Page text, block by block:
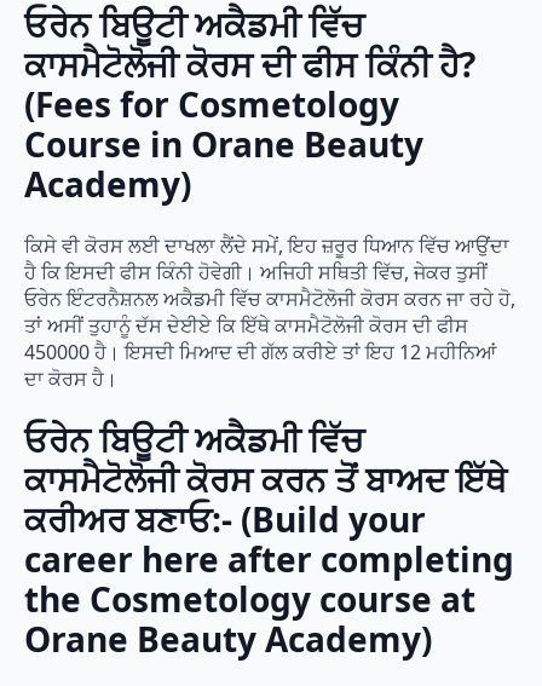
ਓਰੇਨ ਬਿਊਟੀ ਅਕੈਡਮੀ ਵਿੱਚ
ਕਾਸਮੈਟੋਲੋਜੀ ਕੋਰਸ ਦੀ ਫੀਸ ਕਿੰਨੀ ਹੈ?
(Fees for Cosmetology
Course in Orane Beauty
Academy)
ਕਿਸੇ ਵੀ ਕੋਰਸ ਲਈ ਦਾਖਲਾ ਲੈਂਦੇ ਸਮੇਂ, ਇਹ ਜ਼ਰੂਰ ਧਿਆਨ ਵਿੱਚ ਆਉਂਦਾ
ਹੈ ਕਿ ਇਸਦੀ ਫੀਸ ਕਿੰਨੀ ਹੋਵੇਗੀ। ਅਜਿਹੀ ਸਥਿਤੀ ਵਿੱਚ, ਜੇਕਰ ਤੁਸੀਂ
ਓਰੇਨ ਇੰਟਰਨੈਸ਼ਨਲ ਅਕੈਡਮੀ ਵਿੱਚ ਕਾਸਮੈਟੋਲੋਜੀ ਕੋਰਸ ਕਰਨ ਜਾ ਰਹੇ ਹੋ,
ਤਾਂ ਅਸੀਂ ਤੁਹਾਨੂੰ ਦੱਸ ਦੇਈਏ ਕਿ ਇੱਥੇ ਕਾਸਮੈਟੋਲੋਜੀ ਕੋਰਸ ਦੀ ਫੀਸ
450000 ਹੈ। ਇਸਦੀ ਮਿਆਦ ਦੀ ਗੱਲ ਕਰੀਏ ਤਾਂ ਇਹ 12 ਮਹੀਨਿਆਂ
ਦਾ ਕੋਰਸ ਹੈ।
ਓਰੇਨ ਬਿਊਟੀ ਅਕੈਡਮੀ ਵਿੱਚ
ਕਾਸਮੈਟੋਲੋਜੀ ਕੋਰਸ ਕਰਨ ਤੋਂ ਬਾਅਦ ਇੱਥੇ
ਕਰੀਅਰ ਬਣਾਓ:- (Build your
career here after completing
the Cosmetology course at
Orane Beauty Academy)